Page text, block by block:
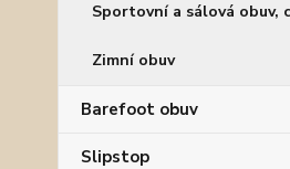
Sportovní a sálová obuv,
Zimní obuv
Barefoot obuv
Slipstop